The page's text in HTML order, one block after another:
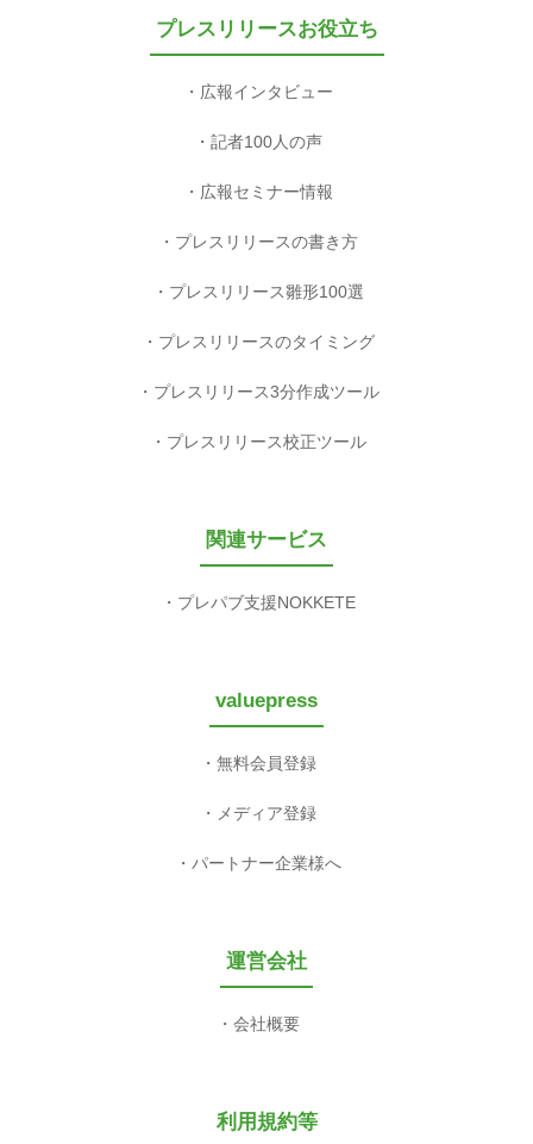
プレスリリースお役立ち
広報インタビュー
記者100人の声
広報セミナー情報
プレスリリースの書き方
プレスリリース雛形100選
プレスリリースのタイミング
プレスリリース3分作成ツール
プレスリリース校正ツール
関連サービス
プレパブ支援NOKKETE
valuepress
無料会員登録
メディア登録
パートナー企業様へ
運営会社
会社概要
利用規約等